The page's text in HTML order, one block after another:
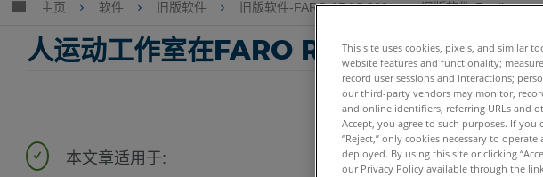
扩展/隐缩全局层次
主页 软件 旧版软件 旧版软件-FARO ARAS 360 旧版软件-Reality
人运动工作室在FARO RealityThis site uses cookies, pixels, and similar
website features and functionality;
record user sessions and interactions;
our third-party vendors may monitor,
and online identifiers, referring URLs and
Accept, you agree to such purposes. If
“Reject,” only cookies necessary to
deployed. By using this site or clicking
our Privacy Policy available through the